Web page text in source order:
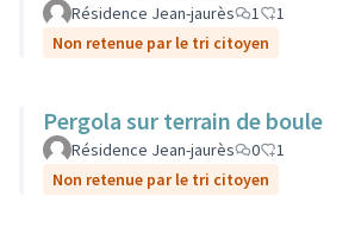
Résidence Jean-jaurès 1
1
Non retenue par le tri citoyen
Pergola sur terrain de boule
Résidence Jean-jaurès 0
1
Non retenue par le tri citoyen